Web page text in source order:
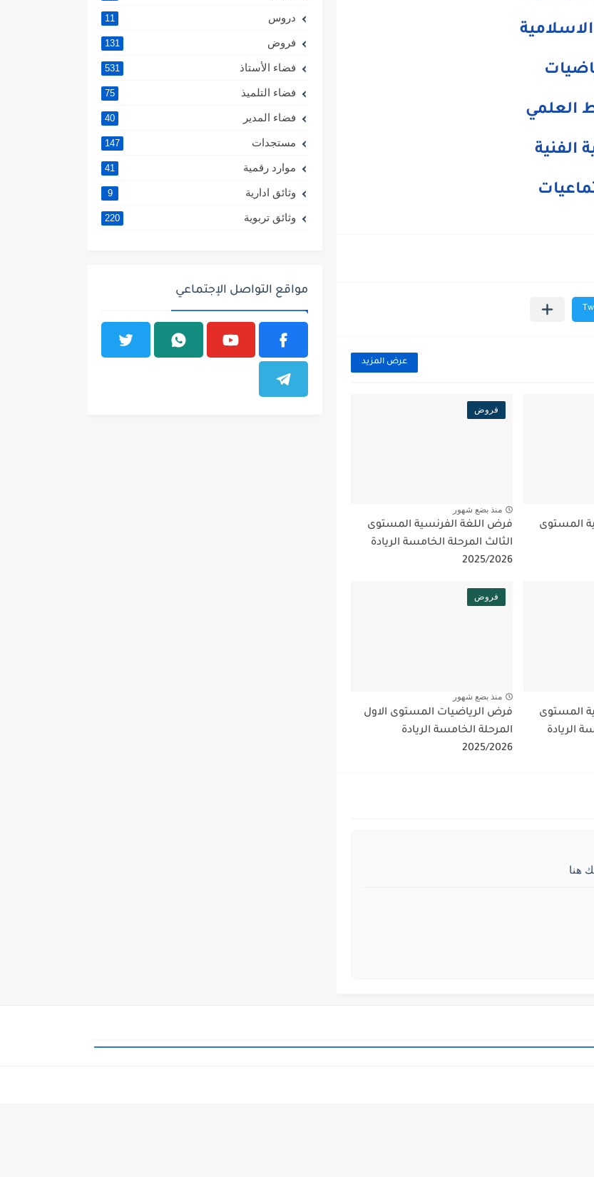
العلمي
الفنية
عرض المزيد
المستوى
فروض
منذ بضع شهور
فرض اللغة الفرنسية المستوى
الثالث المرحلة الخامسة الريادة
2025/2026
المستوى
الريادة
فروض
منذ بضع شهور
فرض الرياضيات المستوى الاول
المرحلة الخامسة الريادة
2025/2026
هنا
دروس 11
فروض 131
فضاء الأستاذ 531
فضاء التلميذ 75
فضاء المدير 40
مستجدات 147
موارد رقمية 41
وثائق ادارية 9
وثائق تربوية 220
مواقع التواصل الإجتماعي